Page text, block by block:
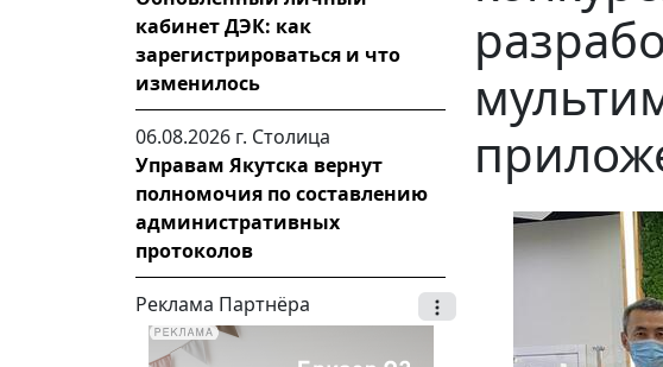
кабинет ДЭК: как
зарегистрироваться и что
изменилось
06.08.2026 г. Столица
Управам Якутска вернут
полномочия по составлению
административных
протоколов
Реклама Партнёра